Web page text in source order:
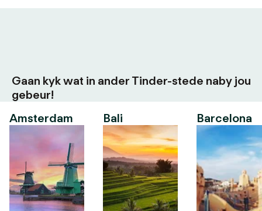
Gaan kyk wat in ander Tinder-stede naby jou
gebeur!
Amsterdam
Bali Barcelona